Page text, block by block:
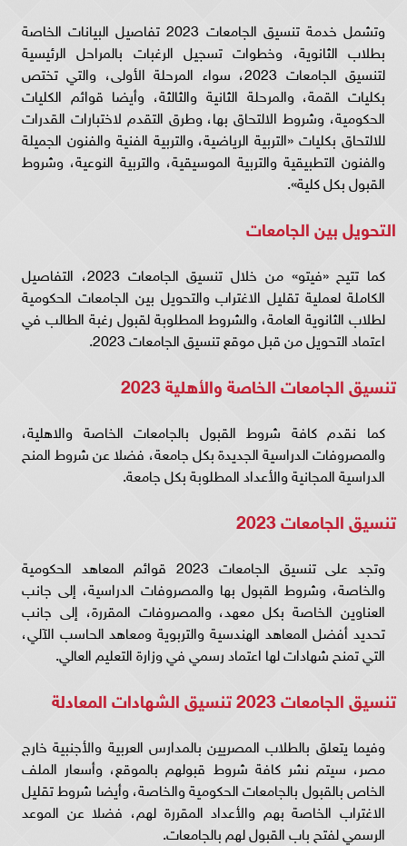
وتشمل خدمة تنسيق الجامعات 2023 تفاصيل البيانات الخاصة
بطلاب الثانوية، وخطوات تسجيل الرغبات بالمراحل الرئيسية
لتنسيق الجامعات 2023، سواء المرحلة الأولى، والتي تختص
بكليات القمة، والمرحلة الثانية والثالثة، وأيضا قوائم الكليات
الحكومية، وشروط الالتحاق بها، وطرق التقدم لاختبارات القدرات
للالتحاق بكليات «التربية الرياضية، والتربية الفنية والفنون الجميلة
والفنون التطبيقية والتربية الموسيقية، والتربية النوعية، وشروط
القبول بكل كلية».
التحويل بين الجامعات
كما تتيح «فيتو» من خلال تنسيق الجامعات 2023، التفاصيل
الكاملة لعملية تقليل الاغتراب والتحويل بين الجامعات الحكومية
لطلاب الثانوية العامة، والشروط المطلوبة لقبول رغبة الطالب في
اعتماد التحويل من قبل موقع تنسيق الجامعات 2023.
تنسيق الجامعات الخاصة والأهلية 2023
كما نقدم كافة شروط القبول بالجامعات الخاصة والاهلية،
والمصروفات الدراسية الجديدة بكل جامعة، فضلا عن شروط المنح
الدراسية المجانية والأعداد المطلوبة بكل جامعة.
تنسيق الجامعات 2023
وتجد على تنسيق الجامعات 2023 قوائم المعاهد الحكومية
والخاصة، وشروط القبول بها والمصروفات الدراسية، إلى جانب
العناوين الخاصة بكل معهد، والمصروفات المقررة، إلى جانب
تحديد أفضل المعاهد الهندسية والتربوية ومعاهد الحاسب الآلي،
التي تمنح شهادات لها اعتماد رسمي في وزارة التعليم العالي.
تنسيق الجامعات 2023 تنسيق الشهادات المعادلة
وفيما يتعلق بالطلاب المصريين بالمدارس العربية والأجنبية خارج
مصر، سيتم نشر كافة شروط قبولهم بالموقع، وأسعار الملف
الخاص بالقبول بالجامعات الحكومية والخاصة، وأيضا شروط تقليل
الاغتراب الخاصة بهم والأعداد المقررة لهم، فضلا عن الموعد
الرسمي لفتح باب القبول لهم بالجامعات.